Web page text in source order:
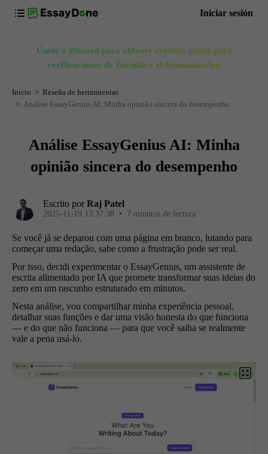
Iniciar sesión
Únete a Discord para obtener créditos gratis para
verificaciones de Turnitin y el Humanizador.
Inicio
Reseña de herramientas
Análise EssayGenius AI: Minha opinião sincera do desempenho
Análise EssayGenius AI: Minha
opinião sincera do desempenho
Escrito por Raj Patel
2025-11-19 13:37:38 • 7 minutos de lectura
Se você já se deparou com uma página em branco, lutando para
começar uma redação, sabe como a frustração pode ser real.
Por isso, decidi experimentar o EssayGenius, um assistente de
escrita alimentado por IA que promete transformar suas ideias do
zero em um rascunho estruturado em minutos.
Nesta análise, vou compartilhar minha experiência pessoal,
detalhar suas funções e dar uma visão honesta do que funciona
— e do que não funciona — para que você saiba se realmente
vale a pena usá-lo.